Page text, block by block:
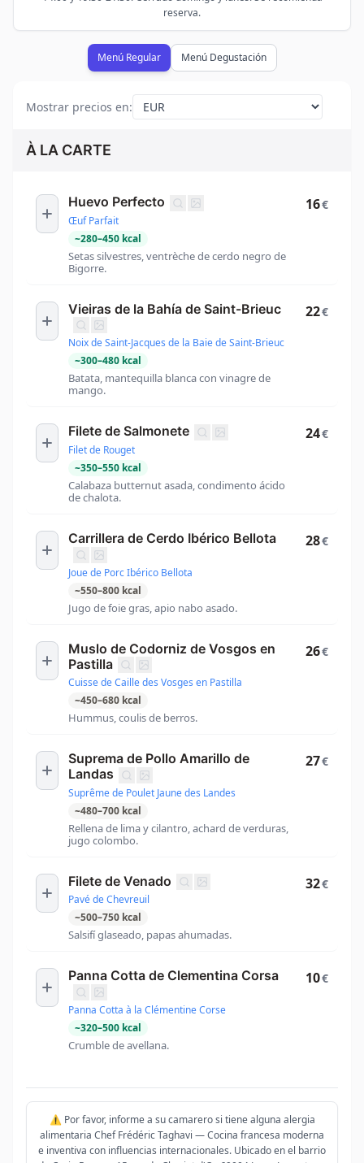
reserva.
Menú Regular Menú Degustación
Mostrar precios en:
À LA CARTE
Huevo Perfecto
Œuf Parfait
~280–450 kcal
Setas silvestres, ventrèche de cerdo negro de
Bigorre.
16€
Vieiras de la Bahía de Saint-Brieuc
Noix de Saint-Jacques de la Baie de Saint-Brieuc
~300–480 kcal
Batata, mantequilla blanca con vinagre de
mango.
22€
Filete de Salmonete
Filet de Rouget
~350–550 kcal
Calabaza butternut asada, condimento ácido
de chalota.
24€
Carrillera de Cerdo Ibérico Bellota
Joue de Porc Ibérico Bellota
~550–800 kcal
Jugo de foie gras, apio nabo asado.
28€
Muslo de Codorniz de Vosgos en
Pastilla
Cuisse de Caille des Vosges en Pastilla
~450–680 kcal
Hummus, coulis de berros.
26€
Suprema de Pollo Amarillo de
Landas
Suprême de Poulet Jaune des Landes
~480–700 kcal
Rellena de lima y cilantro, achard de verduras,
jugo colombo.
27€
Filete de Venado
Pavé de Chevreuil
~500–750 kcal
Salsifí glaseado, papas ahumadas.
32€
Panna Cotta de Clementina Corsa
Panna Cotta à la Clémentine Corse
~320–500 kcal
Crumble de avellana.
10€
⚠️ Por favor, informe a su camarero si tiene alguna alergia
alimentaria Chef Frédéric Taghavi — Cocina francesa moderna
e inventiva con influencias internacionales. Ubicado en el barrio